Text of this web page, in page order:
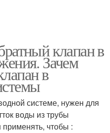
клапан в
Зачем
в
системе, нужен для
воды из трубы
применять, чтобы :